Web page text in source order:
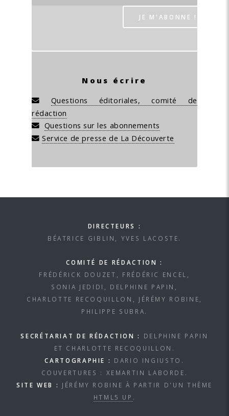
Nous écrire
Questions éditoriales, comité de
rédaction
Questions sur les abonnements
Service de presse de La Découverte
DIRECTEURS :
BÉATRICE GIBLIN, YVES LACOSTE.
COMITÉ DE RÉDACTION :
FRÉDÉRICK DOUZET, FRÉDÉRIC ENCEL,
SONIA JEDIDI, DELPHINE PAPIN,
CHARLOTTE RECOQUILLON, JÉRÉMY ROBINE,
PHILIPPE SUBRA.
SECRÉTARIAT DE RÉDACTION :
DELPHINE PAPIN
ET CHARLOTTE RECOQUILLON.
CARTOGRAPHIE :
DARIO INGIUSTO.
COUVERTURES : XEMARTIN LABORDE.
SITE WEB :
JÉRÉMY ROBINE À PARTIR D'UN THÈME
HTML5 UP .